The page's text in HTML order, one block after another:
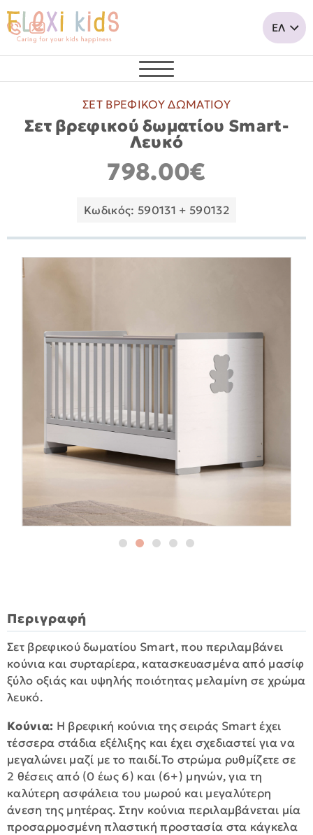
ΣΕΤ ΒΡΕΦΙΚΟΥ ΔΩΜΑΤΙΟΥ
Σετ βρεφικού δωματίου Smart-
Λευκό
798.00€
Κωδικός: 590131 + 590132
Περιγραφή
Σετ βρεφικού δωματίου Smart, που περιλαμβάνει
κούνια και συρταρίερα, κατασκευασμένα από μασίφ
ξύλο οξιάς και υψηλής ποιότητας μελαμίνη σε χρώμα
λευκό.
Κούνια: Η βρεφική κούνια της σειράς Smart έχει
τέσσερα στάδια εξέλιξης και έχει σχεδιαστεί για να
μεγαλώνει μαζί με το παιδί.Το στρώμα ρυθμίζετε σε
2 θέσεις από (0 έως 6) και (6+) μηνών, για τη
καλύτερη ασφάλεια του μωρού και μεγαλύτερη
άνεση της μητέρας. Στην κούνια περιλαμβάνεται μία
προσαρμοσμένη πλαστική προστασία στα κάγκελα